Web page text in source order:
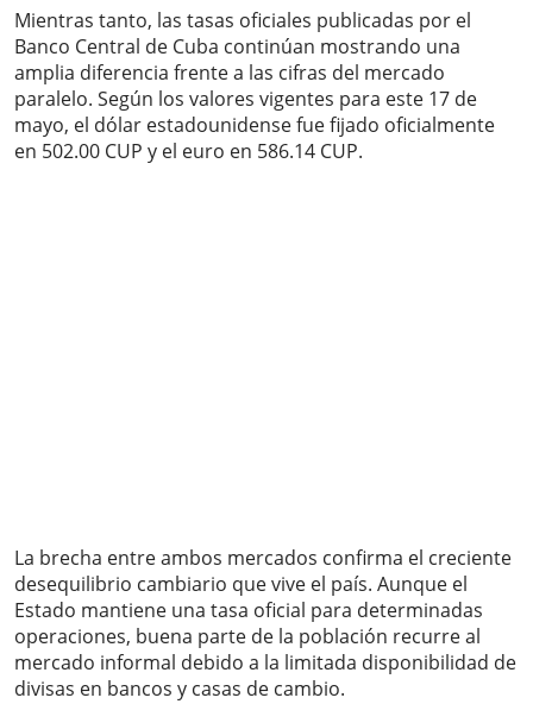
Mientras tanto, las tasas oficiales publicadas por el
Banco Central de Cuba continúan mostrando una
amplia diferencia frente a las cifras del mercado
paralelo. Según los valores vigentes para este 17 de
mayo, el dólar estadounidense fue fijado oficialmente
en 502.00 CUP y el euro en 586.14 CUP.
La brecha entre ambos mercados confirma el creciente
desequilibrio cambiario que vive el país. Aunque el
Estado mantiene una tasa oficial para determinadas
operaciones, buena parte de la población recurre al
mercado informal debido a la limitada disponibilidad de
divisas en bancos y casas de cambio.